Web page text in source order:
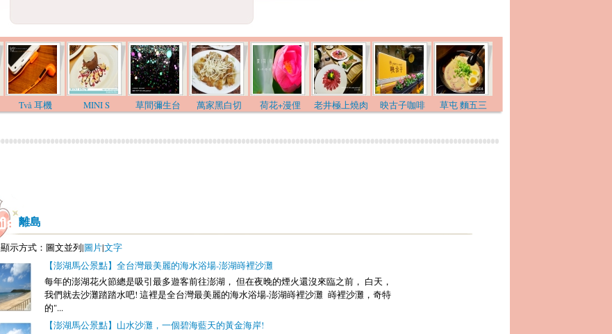
Två 耳機 MINI S 草間彌生台 萬家黑白切 荷花+漫俚 老井極上燒肉 映古子咖啡 草屯 麵五三
離島
顯示方式：圖文並列|圖片|文字
【澎湖馬公景點】全台灣最美麗的海水浴場-澎湖嵵裡沙灘
每年的澎湖花火節總是吸引最多遊客前往澎湖， 但在夜晚的煙火還沒來臨之前， 白天，
我們就去沙灘踏踏水吧! 這裡是全台灣最美麗的海水浴場-澎湖嵵裡沙灘 嵵裡沙灘，奇特
的"...
【澎湖馬公景點】山水沙灘，一個碧海藍天的黃金海岸!